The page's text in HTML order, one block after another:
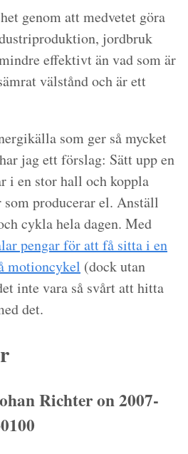
genom att medvetet göra
jordbruk
effektivt än vad som är
välstånd och är ett
som ger så mycket
jag ett förslag: Sätt upp en
i en stor hall och koppla
producerar el. Anställ
cykla hela dagen. Med
pengar för att få sitta i en
motioncykel (dock utan
inte vara så svårt att hitta
det.
Richter on 2007-